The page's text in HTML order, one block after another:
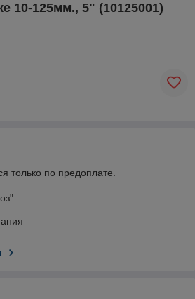
10-125мм., 5" (10125001)
только по предоплате.